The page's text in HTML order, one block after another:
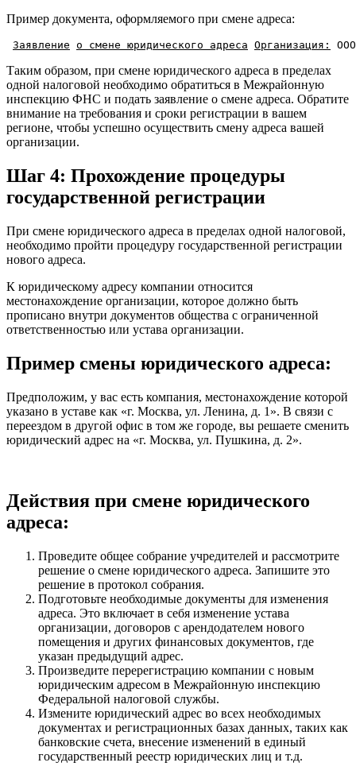
Пример документа, оформляемого при смене адреса:
Заявление о смене юридического адреса Организация:
Таким образом, при смене юридического адреса в пределах
одной налоговой необходимо обратиться в Межрайонную
инспекцию ФНС и подать заявление о смене адреса. Обратите
внимание на требования и сроки регистрации в вашем
регионе, чтобы успешно осуществить смену адреса вашей
организации.
Шаг 4: Прохождение процедуры
государственной регистрации
При смене юридического адреса в пределах одной налоговой,
необходимо пройти процедуру государственной регистрации
нового адреса.
К юридическому адресу компании относится
местонахождение организации, которое должно быть
прописано внутри документов общества с ограниченной
ответственностью или устава организации.
Пример смены юридического адреса:
Предположим, у вас есть компания, местонахождение которой
указано в уставе как «г. Москва, ул. Ленина, д. 1». В связи с
переездом в другой офис в том же городе, вы решаете сменить
юридический адрес на «г. Москва, ул. Пушкина, д. 2».
Действия при смене юридического
адреса:
Проведите общее собрание учредителей и рассмотрите
решение о смене юридического адреса. Запишите это
решение в протокол собрания.
Подготовьте необходимые документы для изменения
адреса. Это включает в себя изменение устава
организации, договоров с арендодателем нового
помещения и других финансовых документов, где
указан предыдущий адрес.
Произведите перерегистрацию компании с новым
юридическим адресом в Межрайонную инспекцию
Федеральной налоговой службы.
Измените юридический адрес во всех необходимых
документах и регистрационных базах данных, таких как
банковские счета, внесение изменений в единый
государственный реестр юридических лиц и т.д.